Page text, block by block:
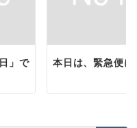
」で
本日は、緊急便